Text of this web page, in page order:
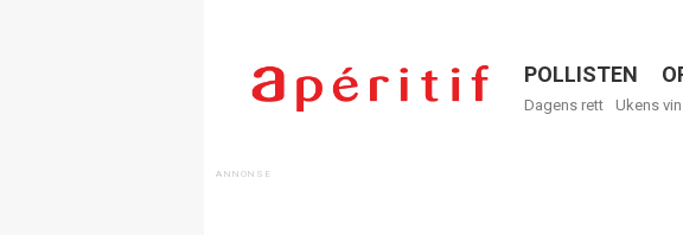
Menu
POLLISTEN
Dagens rett Ukens vin